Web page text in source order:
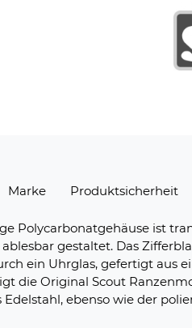
Marke Produktsicherheit
Polycarbonatgehäuse ist
gestaltet. Das
ein Uhrglas, gefertigt aus
die Original Scout
ebenso wie der